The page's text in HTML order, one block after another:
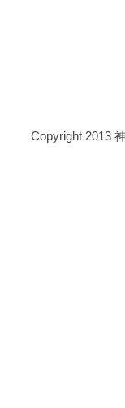
Copyright 2013